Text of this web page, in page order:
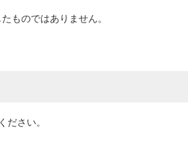
ものではありません。
さい。